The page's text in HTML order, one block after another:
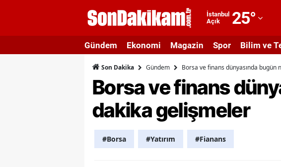
İstanbul
Açık
25°
Adıyaman
Afyonkarahisar
Ağrı
Amasya
Ankara
Gündem Ekonomi Magazin Spor Bilim ve
Son Dakika Gündem Borsa ve finans dünyasında
Borsa ve finans
dakika gelişmeler
#Borsa #Yatırım #Fianans